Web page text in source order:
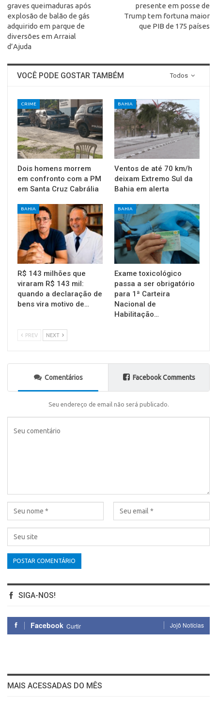
graves queimaduras após
explosão de balão de gás
adquirido em parque de
diversões em Arraial
d’Ajuda
presente em posse de
Trump tem fortuna maior
que PIB de 175 países
Todos
VOCÊ PODE GOSTAR TAMBÉM
CRIME
Dois homens morrem
em confronto com a PM
em Santa Cruz Cabrália
BAHIA
Ventos de até 70 km/h
deixam Extremo Sul da
Bahia em alerta
BAHIA
R$ 143 milhões que
viraram R$ 143 mil:
quando a declaração de
bens vira motivo de…
BAHIA
Exame toxicológico
passa a ser obrigatório
para 1ª Carteira
Nacional de
Habilitação…
PREV NEXT
Comentários Facebook Comments
Seu endereço de email não será publicado.
SIGA-NOS!
Facebook Curtir Jojô Notícias
MAIS ACESSADAS DO MÊS